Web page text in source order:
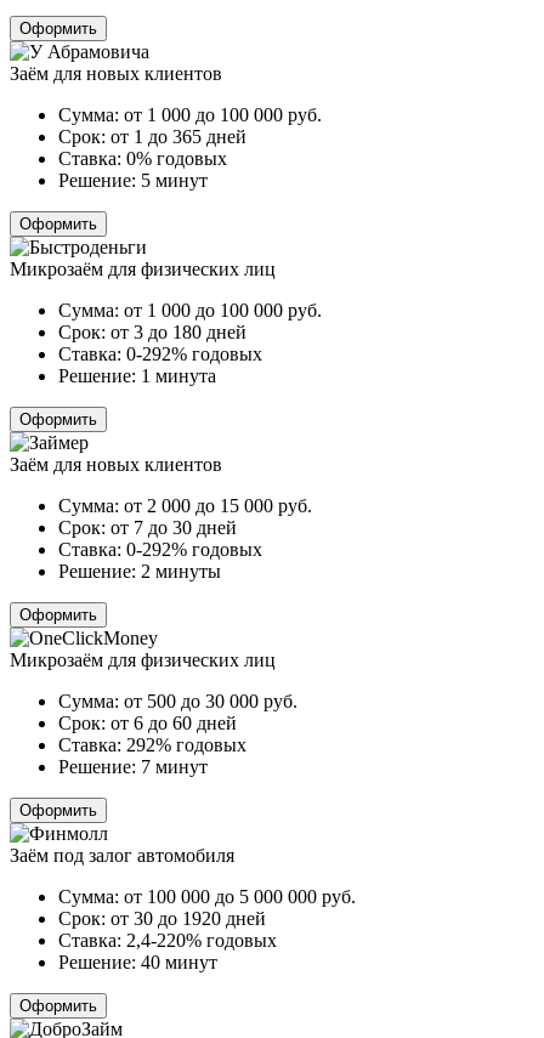
Оформить
Заём для новых клиентов
Сумма: от 1 000 до 100 000 руб.
Срок: от 1 до 365 дней
Ставка: 0% годовых
Решение: 5 минут
Оформить
Микрозаём для физических лиц
Сумма: от 1 000 до 100 000 руб.
Срок: от 3 до 180 дней
Ставка: 0-292% годовых
Решение: 1 минута
Оформить
Заём для новых клиентов
Сумма: от 2 000 до 15 000 руб.
Срок: от 7 до 30 дней
Ставка: 0-292% годовых
Решение: 2 минуты
Оформить
Микрозаём для физических лиц
Сумма: от 500 до 30 000 руб.
Срок: от 6 до 60 дней
Ставка: 292% годовых
Решение: 7 минут
Оформить
Заём под залог автомобиля
Сумма: от 100 000 до 5 000 000 руб.
Срок: от 30 до 1920 дней
Ставка: 2,4-220% годовых
Решение: 40 минут
Оформить